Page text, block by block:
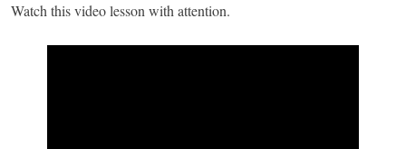
Watch this video lesson with attention.